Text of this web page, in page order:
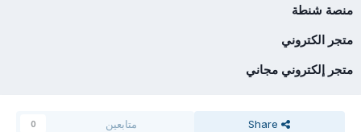
منصة شنطة
متجر الكتروني
متجر إلكتروني مجاني
Share متابعين 0